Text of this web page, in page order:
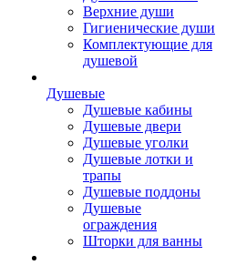
Верхние души
Гигиенические души
Комплектующие для
душевой
Душевые
Душевые кабины
Душевые двери
Душевые уголки
Душевые лотки и
трапы
Душевые поддоны
Душевые
ограждения
Шторки для ванны